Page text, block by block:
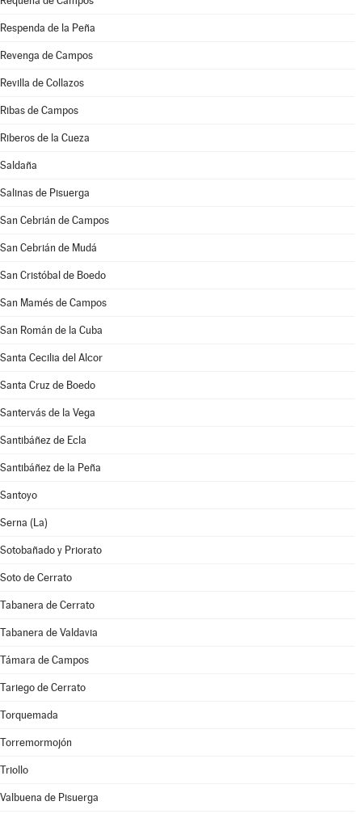
Respenda de la Peña
Revenga de Campos
Revilla de Collazos
Ribas de Campos
Riberos de la Cueza
Saldaña
Salinas de Pisuerga
San Cebrián de Campos
San Cebrián de Mudá
San Cristóbal de Boedo
San Mamés de Campos
San Román de la Cuba
Santa Cecilia del Alcor
Santa Cruz de Boedo
Santervás de la Vega
Santibáñez de Ecla
Santibáñez de la Peña
Santoyo
Serna (La)
Sotobañado y Priorato
Soto de Cerrato
Tabanera de Cerrato
Tabanera de Valdavia
Támara de Campos
Tariego de Cerrato
Torquemada
Torremormojón
Triollo
Valbuena de Pisuerga